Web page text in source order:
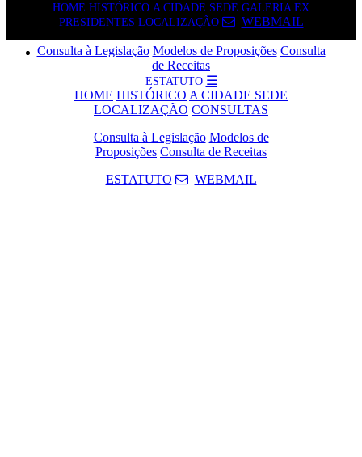
HOME HISTÓRICO A CIDADE SEDE GALERIA EX
PRESIDENTES LOCALIZAÇÃO WEBMAIL
Consulta à Legislação Modelos de Proposições Consulta
de Receitas
ESTATUTO ☰
HOME HISTÓRICO A CIDADE SEDE
LOCALIZAÇÃO CONSULTAS
Consulta à Legislação Modelos de
Proposições Consulta de Receitas
ESTATUTO
WEBMAIL